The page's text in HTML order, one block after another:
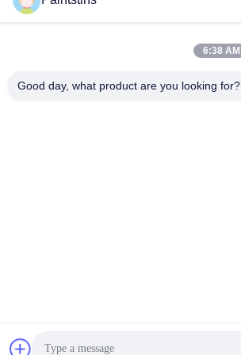
6:38 AM
Good day, what product are you looking for?